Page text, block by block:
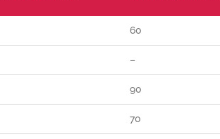
60
–
90
70